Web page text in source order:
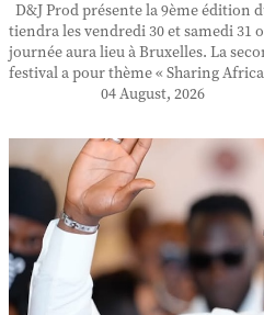
D&J Prod présente la 9ème édition
tiendra les vendredi 30 et samedi 31
journée aura lieu à Bruxelles. La
festival a pour thème « Sharing
04 August, 2026